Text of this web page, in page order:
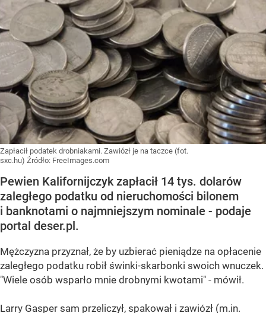
Zapłacił podatek drobniakami. Zawiózł je na taczce (fot.
sxc.hu) Źródło: FreeImages.com
Pewien Kalifornijczyk zapłacił 14 tys. dolarów
zaległego podatku od nieruchomości bilonem
i banknotami o najmniejszym nominale - podaje
portal deser.pl.
Mężczyzna przyznał, że by uzbierać pieniądze na opłacenie
zaległego podatku robił świnki-skarbonki swoich wnuczek.
"Wiele osób wsparło mnie drobnymi kwotami" - mówił.
Larry Gasper sam przeliczył, spakował i zawiózł (m.in.